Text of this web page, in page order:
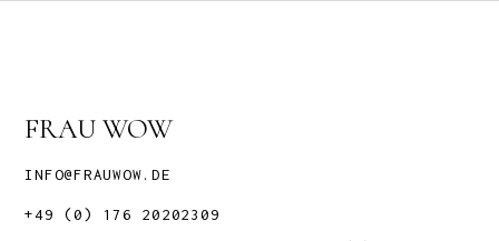
FRAU WOW
INFO@FRAUWOW.DE
+49 (0) 176 20202309